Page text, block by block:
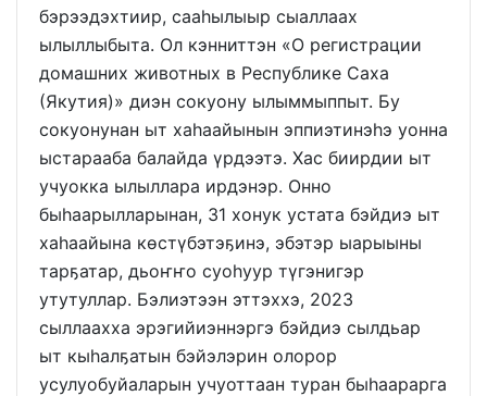
бэрээдэхтиир, сааһылыыр сыаллаах
ылыллыбыта. Ол кэнниттэн «О регистрации
домашних животных в Республике Саха
(Якутия)» диэн сокуону ылыммыппыт. Бу
сокуонунан ыт хаһаайынын эппиэтинэһэ уонна
ыстарааба балайда үрдээтэ. Хас биирдии ыт
учуокка ылыллара ирдэнэр. Онно
быһаарылларынан, 31 хонук устата бэйдиэ ыт
хаһаайына көстүбэтэҕинэ, эбэтэр ыарыыны
тарҕатар, дьоҥҥо суоһуур түгэнигэр
утутуллар. Бэлиэтээн эттэххэ, 2023
сыллаахха эрэгийиэннэргэ бэйдиэ сылдьар
ыт кыһалҕатын бэйэлэрин олорор
усулуобуйаларын учуоттаан туран быһаарарга